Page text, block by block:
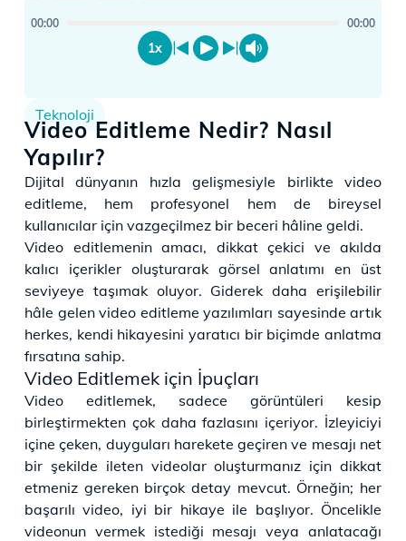
00:00 00:00
1x
Teknoloji
Video Editleme Nedir? Nasıl
Yapılır?
​​​​Dijital dünyanın hızla gelişmesiyle birlikte video
editleme, hem profesyonel hem de bireysel
kullanıcılar için vazgeçilmez bir beceri hâline geldi.
Video editlemenin amacı, dikkat çekici ve akılda
kalıcı içerikler oluşturarak görsel anlatımı en üst
seviyeye taşımak oluyor. Giderek daha erişilebilir
hâle gelen video editleme yazılımları sayesinde artık
herkes, kendi hikayesini yaratıcı bir biçimde anlatma
fırsatına sahip.
Video Editlemek için İpuçları
Video editlemek, sadece görüntüleri kesip
birleştirmekten çok daha fazlasını içeriyor. İzleyiciyi
içine çeken, duyguları harekete geçiren ve mesajı net
bir şekilde ileten videolar oluşturmanız için dikkat
etmeniz gereken birçok detay mevcut. Örneğin; her
başarılı video, iyi bir hikaye ile başlıyor. Öncelikle
videonun vermek istediği mesajı veya anlatacağı